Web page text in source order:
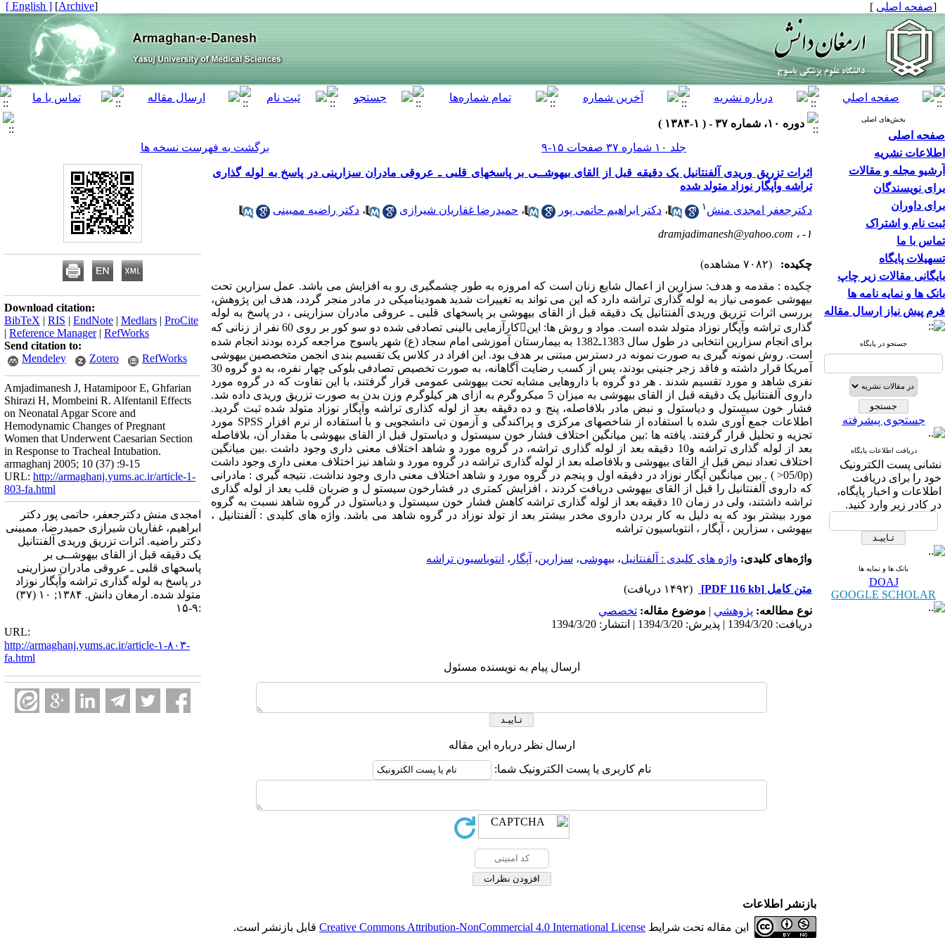
[صفحه اصلی ]
[
Archive
]
[ English ]
بخش‌های اصلی
صفحه اصلی
اطلاعات نشریه
آرشیو مجله و مقالات
برای نویسندگان
برای داوران
ثبت نام و اشتراک
تماس با ما
تسهیلات پایگاه
بایگانی مقالات زیر چاپ
بانک ها و نمایه نامه ها
فرم پیش نیاز ارسال مقاله
جستجو در پایگاه
جستجوی پیشرفته
دریافت اطلاعات پایگاه
نشانی پست الکترونیک
خود را برای دریافت
اطلاعات و اخبار پایگاه،
در کادر زیر وارد کنید.
بانک ها و نمایه ها
DOAJ
GOOGLE SCHOLAR
دوره ۱۰، شماره ۳۷ - ( ۱-۱۳۸۴ )
جلد ۱۰ شماره ۳۷ صفحات ۱۵-۹
برگشت به فهرست نسخه ها
اثرات تزریق وریدی آلفنتانیل یک دقیقه قبل از القای بیهوشــی بر پاسخهای قلبی ـ عروقی مادران سزارینی در پاسخ به لوله گذاری
تراشه وآپگار نوزاد متولد شده
دکترجعفر امجدی منش ۱ ، دکتر ابراهیم حاتمی پور ، حمیدرضا غفاریان شیرازی ، دکتر راضیه ممبینی
۱- ،
dramjadimanesh@yahoo.com
چکیده:
(۷۰۸۲ مشاهده)
چکیده : مقدمه و هدف: سزارین از اعمال شایع زنان است که امروزه به طور چشمگیری رو به افزایش می باشد. عمل سزارین تحت
بیهوشی عمومی نیاز به لوله گذاری تراشه دارد که این می تواند به تغییرات شدید همودینامیکی در مادر منجر گردد، هدف این پژوهش،
بررسی اثرات تزریق وریدی آلفنتانیل یک دقیقه قبل از القای بیهوشی بر پاسخهای قلبی ـ عروقی مادران سزارینی ، در پاسخ به لوله
گذاری تراشه وآپگار نوزاد متولد شده است. مواد و روش ها: اینکارآزمایی بالینی تصادفی شده دو سو کور بر روی 60 نفر از زنانی که
برای انجام سزارین انتخابی در طول سال 1383ـ1382 به بیمارستان آموزشی امام سجاد (ع) شهر یاسوج مراجعه کرده بودند انجام شده
است. روش نمونه گیری به صورت نمونه در دسترس مبتنی بر هدف بود. این افراد در کلاس یک تقسیم بندی انجمن متخصصین بیهوشی
آمریکا قرار داشته و فاقد زجر جنینی بودند، پس از کسب رضایت آگاهانه، به صورت تخصیص تصادفی بلوکی چهار نفره، به دو گروه 30
نفری شاهد و مورد تقسیم شدند . هر دو گروه با داروهایی مشابه تحت بیهوشی عمومی قرار گرفتند، با این تفاوت که در گروه مورد
داروی آلفنتانیل یک دقیقه قبل از القای بیهوشی به میزان 5 میکروگرم به ازای هر کیلوگرم وزن بدن به صورت تزریق وریدی داده شد.
فشار خون سیستول و دیاستول و نبض مادر بلافاصله، پنج و ده دقیقه بعد از لوله کذاری تراشه وآپگار نوزاد متولد شده ثبت گردید.
اطلاعات جمع آوری شده با استفاده از شاخصهای مرکزی و پراکندگی و آزمون تی دانشجویی و با استفاده از نرم افزار SPSS مورد
تجزیه و تحلیل قرار گرفتند. یافته ها :بین میانگین اختلاف فشار خون سیستول و دیاستول قبل از القای بیهوشی با مقدار آن، بلافاصله
بعد از لوله گذاری تراشه و10 دقیقه بعد از لوله گذاری تراشه، در گروه مورد و شاهد اختلاف معنی داری وجود داشت .بین میانگین
اختلاف تعداد نبض قبل از القای بیهوشی و بلافاصله بعد از لوله گذاری تراشه در گروه مورد و شاهد نیز اختلاف معنی داری وجود داشت
(05/0p< ) . بین میانگین آپگار نوزاد در دقیقه اول و پنجم در گروه مورد و شاهد اختلاف معنی داری وجود نداشت. نتیجه گیری : مادرانی
که داروی آلفنتانیل را قبل از القای بیهوشی دریافت کردند ، افزایش کمتری در فشارخون سیستو ل و ضربان قلب بعد از لوله گذاری
تراشه داشتند، ولی در زمان 10 دقیقه بعد از لوله گذاری تراشه کاهش فشار خون سیستول و دیاستول در گروه شاهد نسبت به گروه
مورد بیشتر بود که به دلیل به کار بردن داروی مخدر بیشتر بعد از تولد نوزاد در گروه شاهد می باشد. واژه های کلیدی : آلفنتانیل ،
بیهوشی ، سزارین ، آپگار ، انتوباسیون تراشه
واژه‌های کلیدی: واژه های کلیدی : آلفنتانیل، بیهوشی، سزارین، آپگار ، انتوباسیون تراشه
متن کامل [PDF 116 kb]
(۱۴۹۲ دریافت)
نوع مطالعه: پژوهشي | موضوع مقاله: تخصصي
دریافت: 1394/3/20 | پذیرش: 1394/3/20 | انتشار: 1394/3/20
ارسال پیام به نویسنده مسئول
ارسال نظر درباره این مقاله
نام کاربری یا پست الکترونیک شما:
Download citation:
BibTeX | RIS | EndNote | Medlars | ProCite
| Reference Manager| RefWorks
Send citation to:
Mendeley
Zotero RefWorks
Amjadimanesh J, Hatamipoor E, Ghfarian
Shirazi H, Mombeini R. Alfentanil Effects
on Neonatal Apgar Score and
Hemodynamic Changes of Pregnant
Women that Underwent Caesarian Section
in Response to Tracheal Intubation.
armaghanj 2005; 10 (37) :9-15
URL: http://armaghanj.yums.ac.ir/article-1-
803-fa.html
امجدی منش دکترجعفر، حاتمی پور دکتر
ابراهیم، غفاریان شیرازی حمیدرضا، ممبینی
دکتر راضیه. اثرات تزریق وریدی آلفنتانیل
یک دقیقه قبل از القای بیهوشــی بر
پاسخهای قلبی ـ عروقی مادران سزارینی
در پاسخ به لوله گذاری تراشه وآپگار نوزاد
متولد شده. ارمغان دانش. ۱۳۸۴; ۱۰ (۳۷)
:۹-۱۵
URL:
http://armaghanj.yums.ac.ir/article-۱-۸۰۳-
fa.html
بازنشر اطلاعات
این مقاله تحت شرایط Creative Commons Attribution-NonCommercial 4.0 International License قابل بازنشر است.